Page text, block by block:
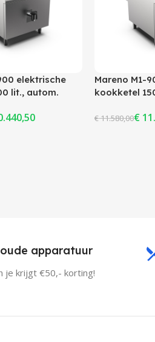
elektrische
lit., autom.
80cm
Mareno M1-
kookketel
€11.580,00€
apparatuur
je krijgt €50,- korting!